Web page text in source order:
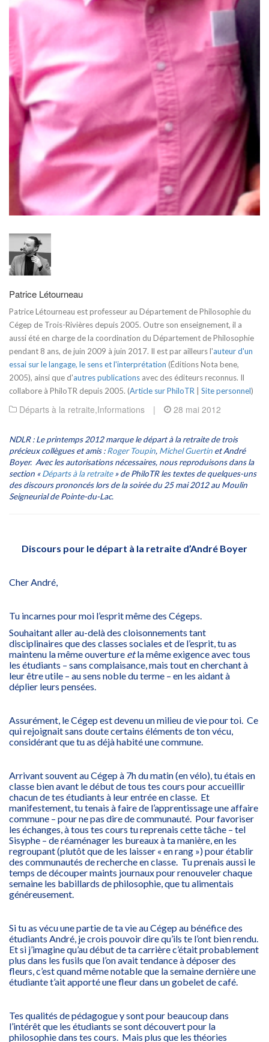
Patrice Létourneau
Patrice Létourneau est professeur au Département de Philosophie du
Cégep de Trois-Rivières depuis 2005. Outre son enseignement, il a
aussi été en charge de la coordination du Département de Philosophie
pendant 8 ans, de juin 2009 à juin 2017. Il est par ailleurs l'auteur d'un
essai sur le langage, le sens et l'interprétation (Éditions Nota bene,
2005), ainsi que d'autres publications avec des éditeurs reconnus. Il
collabore à PhiloTR depuis 2005. (Article sur PhiloTR Site personnel)
Départs à la retraite,Informations | 28 mai 2012
NDLR : Le printemps 2012 marque le départ à la retraite de trois
précieux collègues et amis :Roger Toupin, Michel Guertin et André
Boyer. Avec les autorisations nécessaires, nous reproduisons dans la
section «Départs à la retraite» de PhiloTR les textes de quelques-uns
des discours prononcés lors de la soirée du 25 mai 2012 au Moulin
Seigneurial de Pointe-du-Lac.
Discours pour le départ à la retraite d’André Boyer
Cher André,
Tu incarnes pour moi l’esprit même des Cégeps.
Souhaitant aller au-delà des cloisonnements tant
disciplinaires que des classes sociales et de l’esprit, tu as
maintenu la même ouverture etla même exigence avec tous
les étudiants – sans complaisance, mais tout en cherchant à
leur être utile – au sens noble du terme – en les aidant à
déplier leurs pensées.
Assurément, le Cégep est devenu un milieu de vie pour toi. Ce
qui rejoignait sans doute certains éléments de ton vécu,
considérant que tu as déjà habité une commune.
Arrivant souvent au Cégep à 7h du matin (en vélo), tu étais en
classe bien avant le début de tous tes cours pour accueillir
chacun de tes étudiants à leur entrée en classe. Et
manifestement, tu tenais à faire de l’apprentissage une affaire
commune – pour ne pas dire de communauté. Pour favoriser
les échanges, à tous tes cours tu reprenais cette tâche – tel
Sisyphe – de réaménager les bureaux à ta manière, en les
regroupant (plutôt que de les laisser « en rang ») pour établir
des communautés de recherche en classe. Tu prenais aussi le
temps de découper maints journaux pour renouveler chaque
semaine les babillards de philosophie, que tu alimentais
généreusement.
Si tu as vécu une partie de ta vie au Cégep au bénéfice des
étudiants André, je crois pouvoir dire qu’ils te l’ont bien rendu.
Et si j’imagine qu’au début de ta carrière c’était probablement
plus dans les fusils que l’on avait tendance à déposer des
fleurs, c’est quand même notable que la semaine dernière une
étudiante t’ait apporté une fleur dans un gobelet de café.
Tes qualités de pédagogue y sont pour beaucoup dans
l’intérêt que les étudiants se sont découvert pour la
philosophie dans tes cours. Mais plus que les théories